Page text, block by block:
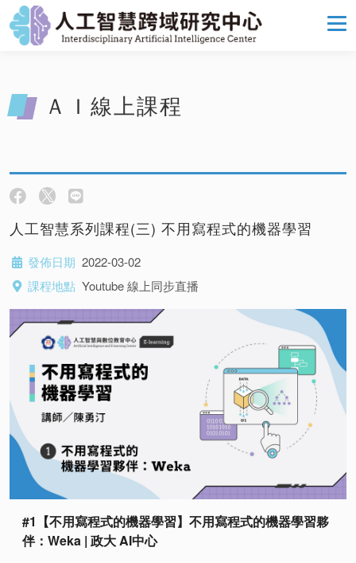
ＡＩ線上課程
人工智慧系列課程(三) 不用寫程式的機器學習
發佈日期 2022-03-02
課程地點 Youtube 線上同步直播
#1【不用寫程式的機器學習】不用寫程式的機器學習夥
伴：Weka | 政大 AI中心